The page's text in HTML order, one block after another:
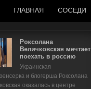
ГЛАВНАЯ СОСЕДИ
Роксолана
Величковская мечтает
поехать в россию
Украинская
и блогерша Роксолана
оказалась в центре